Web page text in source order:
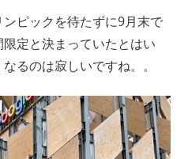
ピックを待たずに9月末で
定と決まっていたとはい
るのは寂しいですね。。